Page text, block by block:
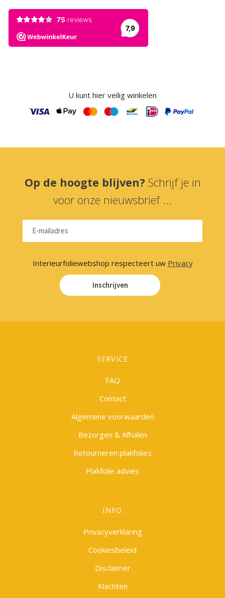
U kunt hier veilig winkelen
Op de hoogte blijven? Schrijf je in
voor onze nieuwsbrief ...
Interieurfoliewebshop respecteert uw Privacy
Inschrijven
SERVICE
FAQ
Contact
Algemene voorwaarden
Bezorgen & Afhalen
Retourneren plakfolies
Plakfolie advies
INFO
Privacyverklaring
Cookiesbeleid
Disclaimer
Klachten